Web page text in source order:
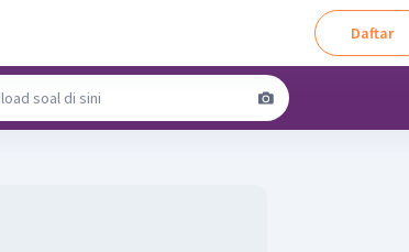
Daftar